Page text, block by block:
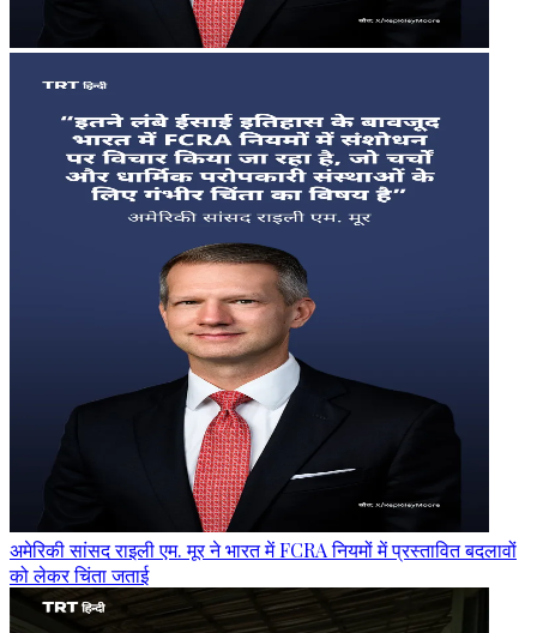
अमेरिकी सांसद राइली एम. मूर ने भारत में FCRA नियमों में प्रस्तावित बदलावों
को लेकर चिंता जताई